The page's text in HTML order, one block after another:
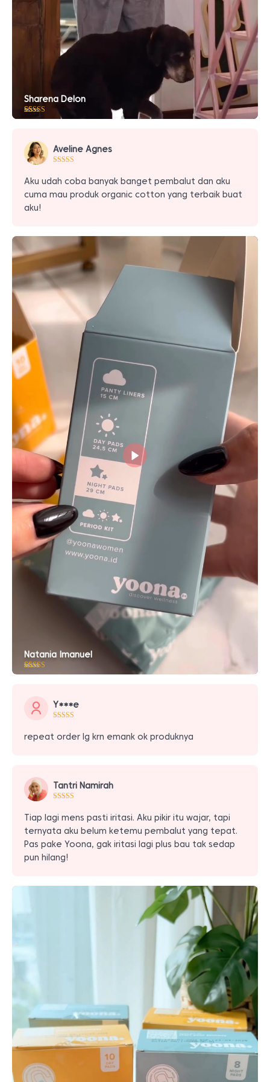
Sharena Delon
Peringkat
10
penilaian
pelanggan Aveline Agnes
Aku udah coba banyak banget pembalut dan aku
cuma mau produk organic cotton yang terbaik buat
aku!
Natania Imanuel
Peringkat
10
pelanggan Y***e
repeat order lg krn emank ok produknya
Tantri Namirah
Tiap lagi mens pasti iritasi. Aku pikir itu wajar, tapi
ternyata aku belum ketemu pembalut yang tepat.
Pas pake Yoona, gak iritasi lagi plus bau tak sedap
pun hilang!